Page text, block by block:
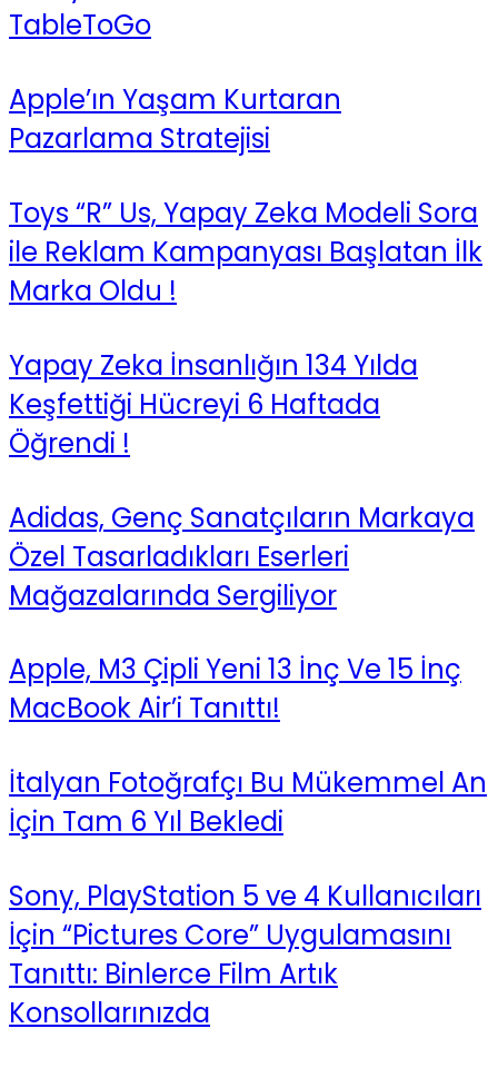
TableToGo
Apple’ın Yaşam Kurtaran
Pazarlama Stratejisi
Toys “R” Us, Yapay Zeka Modeli Sora
ile Reklam Kampanyası Başlatan İlk
Marka Oldu !
Yapay Zeka İnsanlığın 134 Yılda
Keşfettiği Hücreyi 6 Haftada
Öğrendi !
Adidas, Genç Sanatçıların Markaya
Özel Tasarladıkları Eserleri
Mağazalarında Sergiliyor
Apple, M3 Çipli Yeni 13 İnç Ve 15 İnç
MacBook Air’i Tanıttı!
İtalyan Fotoğrafçı Bu Mükemmel An
İçin Tam 6 Yıl Bekledi
Sony, PlayStation 5 ve 4 Kullanıcıları
İçin “Pictures Core” Uygulamasını
Tanıttı: Binlerce Film Artık
Konsollarınızda